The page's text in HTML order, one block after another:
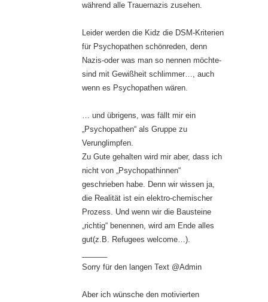
während alle Trauernazis zusehen.
Leider werden die Kidz die DSM-Kriterien
für Psychopathen schönreden, denn
Nazis-oder was man so nennen möchte-
sind mit Gewißheit schlimmer…, auch
wenn es Psychopathen wären.
… und übrigens, was fällt mir ein
„Psychopathen“ als Gruppe zu
Verunglimpfen.
Zu Gute gehalten wird mir aber, dass ich
nicht von „Psychopathinnen“
geschrieben habe. Denn wir wissen ja,
die Realität ist ein elektro-chemischer
Prozess. Und wenn wir die Bausteine
„richtig“ benennen, wird am Ende alles
gut(z.B. Refugees welcome…).
Sorry für den langen Text @Admin
Aber ich wünsche den motivierten